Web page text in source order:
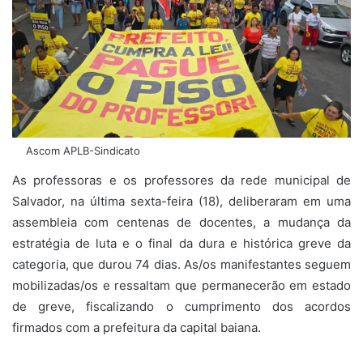
Ascom APLB-Sindicato
As professoras e os professores da rede municipal de
Salvador, na última sexta-feira (18), deliberaram em uma
assembleia com centenas de docentes, a mudança da
estratégia de luta e o final da dura e histórica greve da
categoria, que durou 74 dias. As/os manifestantes seguem
mobilizadas/os e ressaltam que permanecerão em estado
de greve, fiscalizando o cumprimento dos acordos
firmados com a prefeitura da capital baiana.